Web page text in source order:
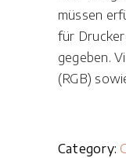
müssen
für
gegeben.
(RGB)
Category: